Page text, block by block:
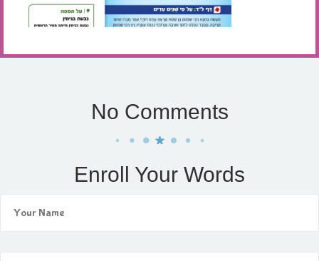
No Comments
Enroll Your Words